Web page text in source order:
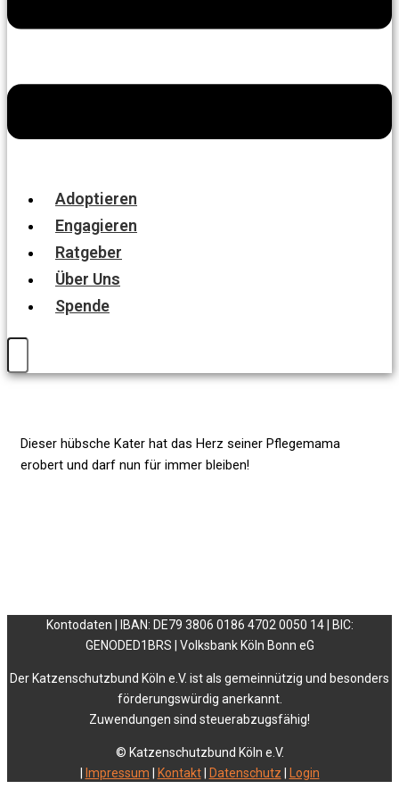
Adoptieren
Engagieren
Ratgeber
Über Uns
Spende
Dieser hübsche Kater hat das Herz seiner Pflegemama
erobert und darf nun für immer bleiben!
Kontodaten | IBAN: DE79 3806 0186 4702 0050 14 | BIC:
GENODED1BRS | Volksbank Köln Bonn eG
Der Katzenschutzbund Köln e.V. ist als gemeinnützig und besonders
förderungswürdig anerkannt.
Zuwendungen sind steuerabzugsfähig!
© Katzenschutzbund Köln e.V.
Impressum Kontakt| Datenschutz Login